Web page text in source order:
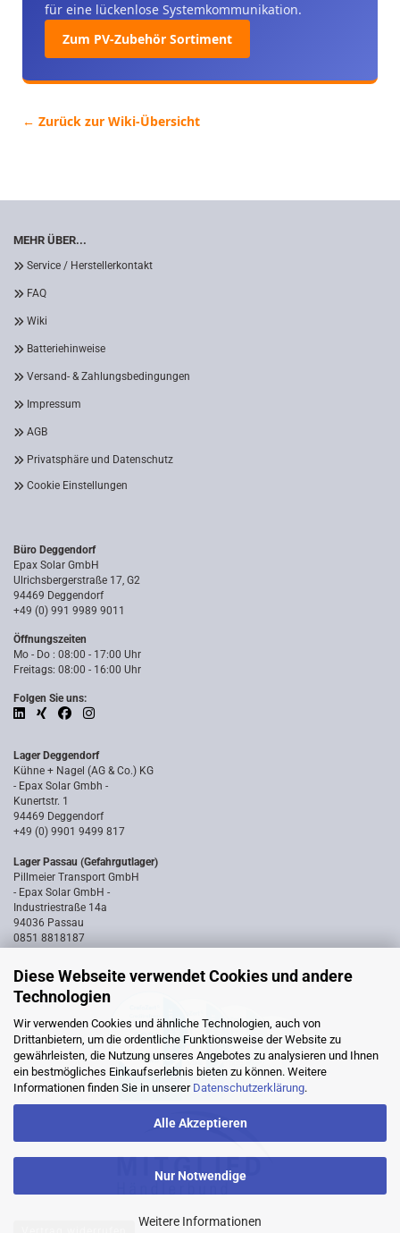
Diese Webseite verwendet Cookies und andere
Technologien
Wir verwenden Cookies und ähnliche Technologien, auch von
Drittanbietern, um die ordentliche Funktionsweise der Website zu
gewährleisten, die Nutzung unseres Angebotes zu analysieren und Ihnen
ein bestmögliches Einkaufserlebnis bieten zu können. Weitere
Informationen finden Sie in unserer Datenschutzerklärung.
Alle Akzeptieren
Nur Notwendige
Weitere Informationen
für eine lückenlose Systemkommunikation.
Zum PV-Zubehör Sortiment
← Zurück zur Wiki-Übersicht
MEHR ÜBER...
Service / Herstellerkontakt
FAQ
Wiki
Batteriehinweise
Versand- & Zahlungsbedingungen
Impressum
AGB
Privatsphäre und Datenschutz
Cookie Einstellungen
Büro Deggendorf
Epax Solar GmbH
Ulrichsbergerstraße 17, G2
94469 Deggendorf
+49 (0) 991 9989 9011
Öffnungszeiten
Mo - Do : 08:00 - 17:00 Uhr
Freitags: 08:00 - 16:00 Uhr
Folgen Sie uns:
Lager Deggendorf
Kühne + Nagel (AG & Co.) KG
- Epax Solar Gmbh -
Kunertstr. 1
94469 Deggendorf
+49 (0) 9901 9499 817
Lager Passau (Gefahrgutlager)
Pillmeier Transport GmbH
- Epax Solar GmbH -
Industriestraße 14a
94036 Passau
0851 8818187